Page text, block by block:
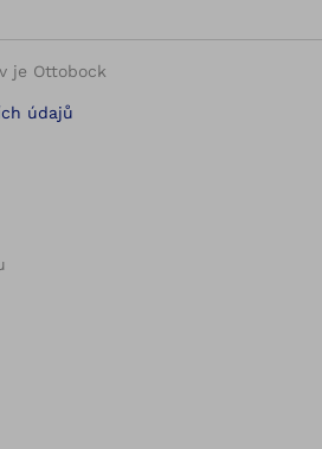
je Ottobock
údajů